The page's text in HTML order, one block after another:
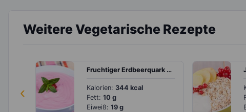
Weitere Vegetarische Rezepte
‹
Fruchtiger Erdbeerquark mit Buchweizenflocken
Kalorien: 344 kcal
Fett: 10 g
Eiweiß: 19 g